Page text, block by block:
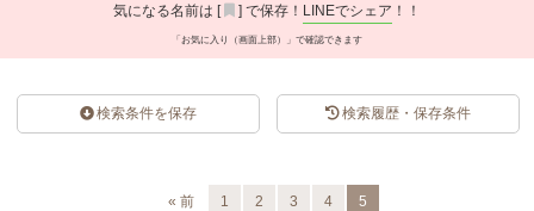
気になる名前は [ ] で保存！ LINEでシェア ！！
「お気に入り（画面上部）」で確認できます
検索条件を保存 検索履歴・保存条件
« 前 1 2 3 4 5